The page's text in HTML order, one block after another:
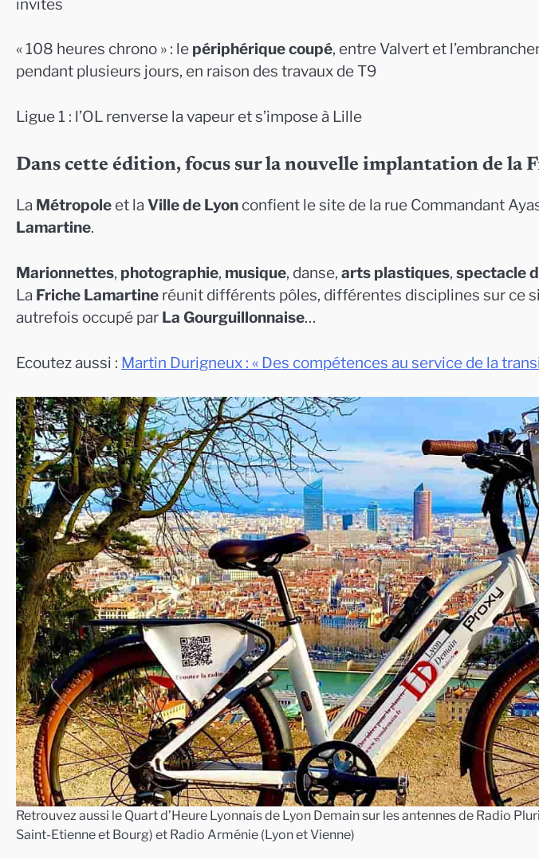
invités
« 108 heures chrono » : le périphérique coupé, entre Valvert et
pendant plusieurs jours, en raison des travaux de T9
Ligue 1 : l’OL renverse la vapeur et s’impose à Lille
Dans cette édition, focus sur la nouvelle implantation de la
La Métropole et la Ville de Lyon confient le site de la rue Commandant
Lamartine.
Marionnettes, photographie, musique, danse, arts plastiques, spectacle
La Friche Lamartine réunit différents pôles, différentes disciplines sur ce
autrefois occupé par La Gourguillonnaise…
Ecoutez aussi : Martin Durigneux : « Des compétences au service de la
Retrouvez aussi le Quart d’Heure Lyonnais de Lyon Demain sur les antennes de Radio
Saint-Etienne et Bourg) et Radio Arménie (Lyon et Vienne)